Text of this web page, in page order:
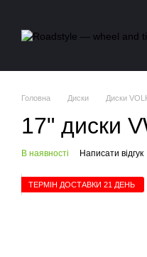
Головна Диски Диски
17" диски
В наявності Написати відгук
ТЕРМІН ДОСТАВКИ 21 ДЕНЬ